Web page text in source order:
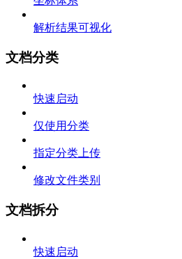
解析结果可视化
文档分类
快速启动
仅使用分类
指定分类上传
修改文件类别
文档拆分
快速启动